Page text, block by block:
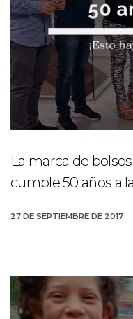
La marca de
cumple 50 años a
27 DE SEPTIEMBRE DE 2017